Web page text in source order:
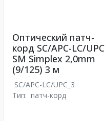
Оптический патч-
корд SC/APC-LC/UPC
SM Simplex 2,0mm
(9/125) 3 м
SC/APC-LC/UPC_3
Тип: патч-корд